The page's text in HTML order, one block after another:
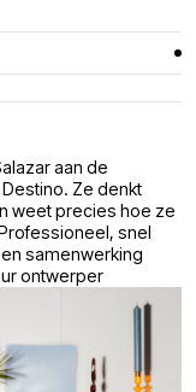
aan de
Ze denkt
weet precies hoe ze
snel
samenwerking
ontwerper